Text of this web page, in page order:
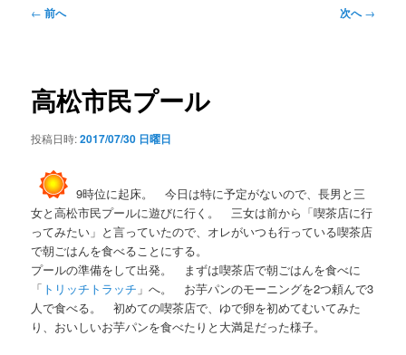
投
ゲ
ー
ョ
← 前へ 次へ→
高松市民プール
投稿日時:2017/07/30 日曜日
9時位に起床。 今日は特に予定がないので、長男と三
女と高松市民プールに遊びに行く。 三女は前から「喫茶店に行
ってみたい」と言っていたので、オレがいつも行っている喫茶店
で朝ごはんを食べることにする。
プールの準備をして出発。 まずは喫茶店で朝ごはんを食べに
「 トリッチトラッチ 」へ。 お芋パンのモーニングを2つ頼んで3
人で食べる。 初めての喫茶店で、ゆで卵を初めてむいてみた
り、おいしいお芋パンを食べたりと大満足だった様子。